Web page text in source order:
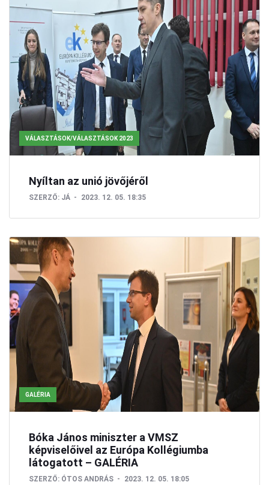
KÖZÉLET/VÁLASZTÁSOK
VÁLASZTÁSOK/VÁLASZTÁSOK 2023
Nyíltan az unió jövőjéről
SZERZŐ: JÁ 2023. 12. 05. 18:35
GALÉRIA
Bóka János miniszter a VMSZ
képviselőivel az Európa Kollégiumba
látogatott – GALÉRIA
SZERZŐ: ÓTOS ANDRÁS 2023. 12. 05. 18:05